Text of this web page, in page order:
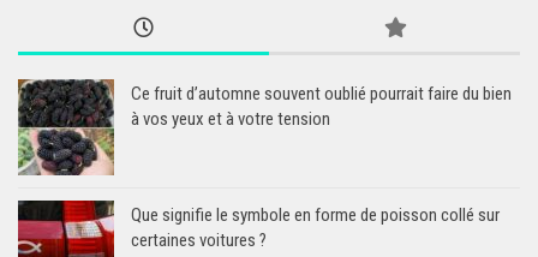
Ce fruit d’automne souvent oublié pourrait faire du bien
à vos yeux et à votre tension
Que signifie le symbole en forme de poisson collé sur
certaines voitures ?